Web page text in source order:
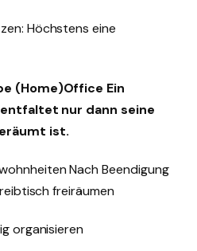
Höchstens eine
(Home)Office Ein
nur dann seine
ist.
Nach Beendigung
freiräumen
organisieren